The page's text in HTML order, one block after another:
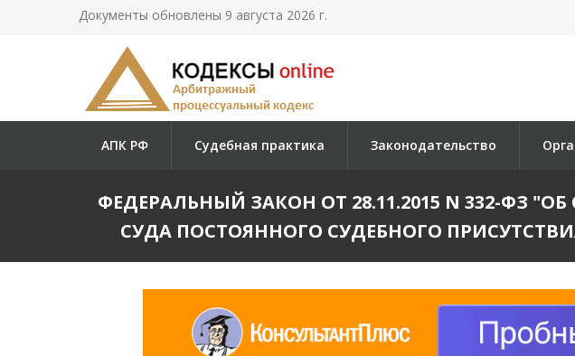
Документы обновлены 9 августа 2026 г.
АПК РФ Судебная практика Законодательство
ФЕДЕРАЛЬНЫЙ ЗАКОН ОТ 28.11.2015 N 332-ФЗ
СУДА ПОСТОЯННОГО СУДЕБНОГО